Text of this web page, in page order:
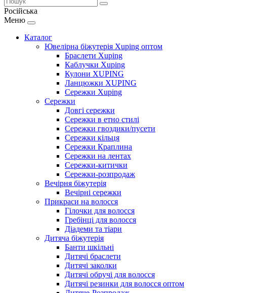
Російська
Меню
Каталог
Ювелірна біжутерія Xuping оптом
Браслети Xuping
Каблучки Xuping
Кулони XUPING
Ланцюжки XUPING
Сережки Xuping
Сережки
Довгі сережки
Сережки в етно стилі
Сережки гвоздики/пусети
Сережки кільця
Сережки Краплина
Сережки на лентах
Сережки-китички
Сережки-розпродаж
Вечірня біжутерія
Вечірні сережки
Прикраси на волосся
Гілочки для волосся
Гребінці для волосся
Діадеми та тіари
Дитяча біжутерія
Банти шкільні
Дитячі браслети
Дитячі заколки
Дитячі обручі для волосся
Дитячі резинки для волосся оптом